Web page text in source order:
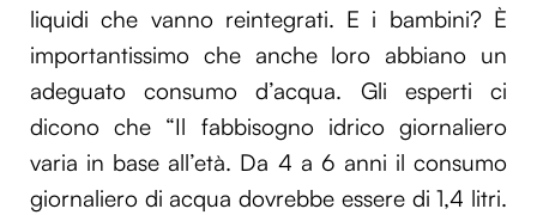
liquidi che vanno reintegrati. E i bambini? È
importantissimo che anche loro abbiano un
adeguato consumo d’acqua. Gli esperti ci
dicono che “Il fabbisogno idrico giornaliero
varia in base all’età. Da 4 a 6 anni il consumo
giornaliero di acqua dovrebbe essere di 1,4 litri.